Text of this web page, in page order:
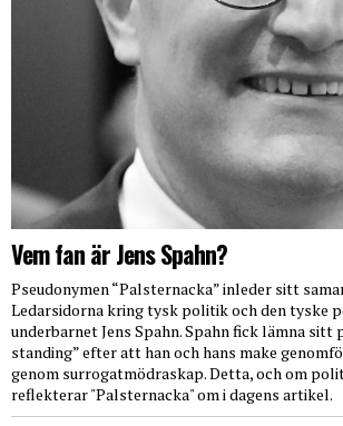
Vem fan är Jens Spahn?
Pseudonymen “Palsternacka” inleder sitt
Ledarsidorna kring tysk politik och den tyske
underbarnet Jens Spahn. Spahn fick lämna sitt
standing” efter att han och hans make
genom surrogatmödraskap. Detta, och om
reflekterar "Palsternacka" om i dagens artikel.